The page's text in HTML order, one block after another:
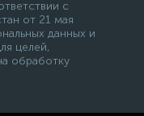
с
от 21 мая
данных и
целей,
обработку